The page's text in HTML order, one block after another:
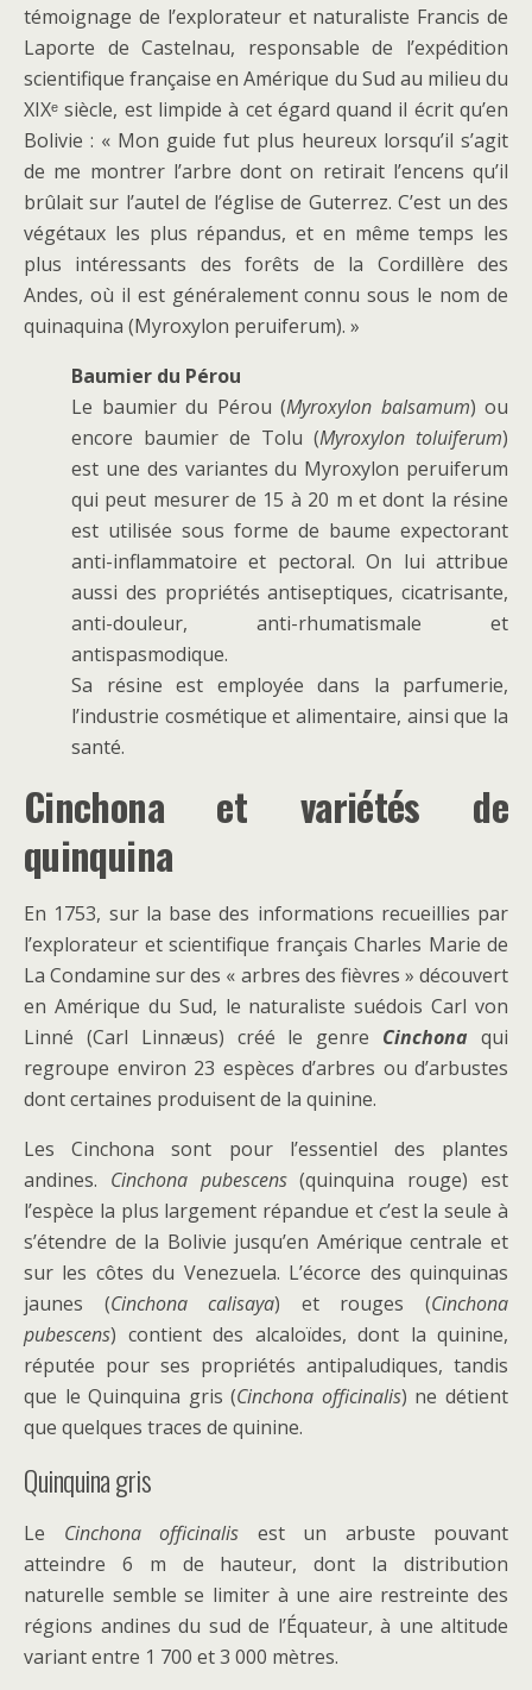
témoignage de l’explorateur et naturaliste Francis de
Laporte de Castelnau, responsable de l’expédition
scientifique française en Amérique du Sud au milieu du
XIXᵉ siècle, est limpide à cet égard quand il écrit qu’en
Bolivie : « Mon guide fut plus heureux lorsqu’il s’agit
de me montrer l’arbre dont on retirait l’encens qu’il
brûlait sur l’autel de l’église de Guterrez. C’est un des
végétaux les plus répandus, et en même temps les
plus intéressants des forêts de la Cordillère des
Andes, où il est généralement connu sous le nom de
quinaquina (Myroxylon peruiferum). »
Baumier du Pérou
Le baumier du Pérou (Myroxylon balsamum) ou
encore baumier de Tolu (Myroxylon toluiferum)
est une des variantes du Myroxylon peruiferum
qui peut mesurer de 15 à 20 m et dont la résine
est utilisée sous forme de baume expectorant
anti-inflammatoire et pectoral. On lui attribue
aussi des propriétés antiseptiques, cicatrisante,
anti-douleur, anti-rhumatismale et
antispasmodique.
Sa résine est employée dans la parfumerie,
l’industrie cosmétique et alimentaire, ainsi que la
santé.
Cinchona et variétés de
quinquina
En 1753, sur la base des informations recueillies par
l’explorateur et scientifique français Charles Marie de
La Condamine sur des « arbres des fièvres » découvert
en Amérique du Sud, le naturaliste suédois Carl von
Linné (Carl Linnæus) créé le genre Cinchonaqui
regroupe environ 23 espèces d’arbres ou d’arbustes
dont certaines produisent de la quinine.
Les Cinchona sont pour l’essentiel des plantes
andines. Cinchona pubescens(quinquina rouge) est
l’espèce la plus largement répandue et c’est la seule à
s’étendre de la Bolivie jusqu’en Amérique centrale et
sur les côtes du Venezuela. L’écorce des quinquinas
jaunes (Cinchona calisaya) et rouges (Cinchona
pubescens) contient des alcaloïdes, dont la quinine,
réputée pour ses propriétés antipaludiques, tandis
que le Quinquina gris (Cinchona officinalis) ne détient
que quelques traces de quinine.
Quinquina gris
Le Cinchona officinalis est un arbuste pouvant
atteindre 6 m de hauteur, dont la distribution
naturelle semble se limiter à une aire restreinte des
régions andines du sud de l’Équateur, à une altitude
variant entre 1 700 et 3 000 mètres.